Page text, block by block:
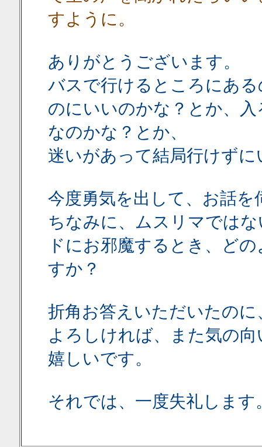
すように。
ありがとうございます。
バスで行けるところにあ
のにいいのかな？とか、
なのかな？とか、
迷いがあって結局行けずに
今度勇気を出して、お話
ちなみに、ムスリマでは
ドにお邪魔するとき、ど
すか？
折角お答えいただいたの
よろしければ、また気の
嬉しいです。
それでは、一度失礼します